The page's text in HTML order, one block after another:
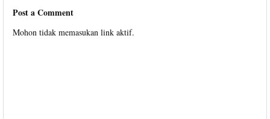
Post a Comment
Mohon tidak memasukan link aktif.